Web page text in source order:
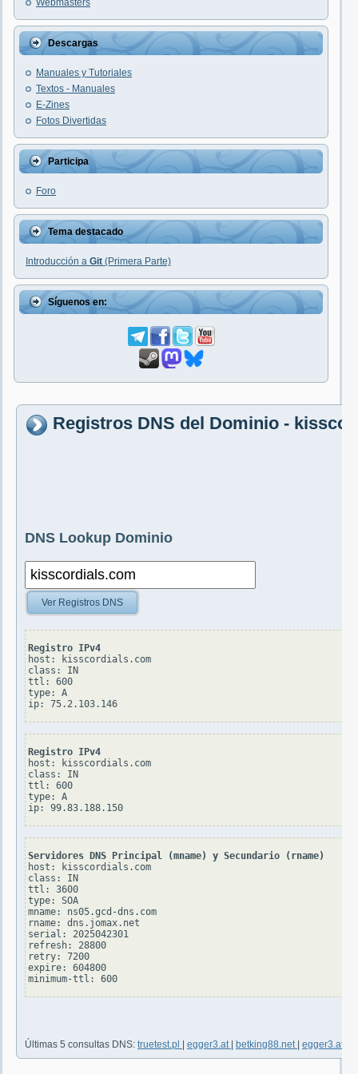
Webmasters
Descargas
Manuales y Tutoriales
Textos - Manuales
E-Zines
Fotos Divertidas
Participa
Foro
Tema destacado
Introducción a Git (Primera Parte)
Síguenos en:
Registros DNS del Dominio -
DNS Lookup Dominio
Ver Registros DNS
Registro IPv4
host: kisscordials.com
class: IN
ttl: 600
type: A
Registro IPv4
host: kisscordials.com
class: IN
ttl: 600
type: A
Servidores DNS Principal (mname) y Secundario (rname)
host: kisscordials.com
class: IN
ttl: 3600
type: SOA
mname: ns05.gcd-dns.com
rname: dns.jomax.net
serial: 2025042301
refresh: 28800
retry: 7200
expire: 604800
Últimas 5 consultas DNS: truetest.pl egger3.at betking88.net egger3.at